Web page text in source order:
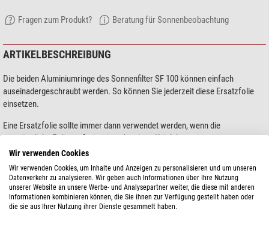
Fragen zum Produkt? Beratung für Sonnenbeobachtung
ARTIKELBESCHREIBUNG
Die beiden Aluminiumringe des Sonnenfilter SF 100 können einfach
auseinadergeschraubt werden. So können Sie jederzeit diese Ersatzfolie
einsetzen.
Eine Ersatzfolie sollte immer dann verwendet werden, wenn die
ursprüngliche Folie perforiert ist oder einen Knick hat.
Mehr anzeigen...
Wir verwenden Cookies
Wir verwenden Cookies, um Inhalte und Anzeigen zu personalisieren und um unseren
Datenverkehr zu analysieren. Wir geben auch Informationen über Ihre Nutzung
unserer Website an unsere Werbe- und Analysepartner weiter, die diese mit anderen
Informationen kombinieren können, die Sie ihnen zur Verfügung gestellt haben oder
die sie aus Ihrer Nutzung ihrer Dienste gesammelt haben.